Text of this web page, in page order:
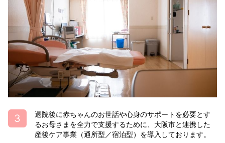
退院後に赤ちゃんのお世話や心身のサポートを必要とす
るお母さまを全力で支援するために、大阪市と連携した
産後ケア事業（通所型／宿泊型）を導入しております。